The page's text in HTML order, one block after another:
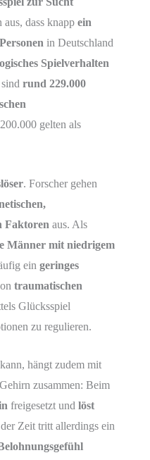
dass knapp ein
in Deutschland
Spielverhalten
rund 229.000
gelten als
. Forscher gehen
Faktoren aus. Als
Männer mit niedrigem
ein geringes
traumatischen
Glücksspiel
zu regulieren.
hängt zudem mit
zusammen: Beim
freigesetzt und löst
Zeit tritt allerdings ein